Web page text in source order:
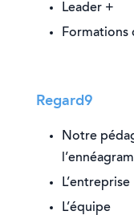
Leader +
Formations
Regard9
Notre
L’entreprise
L’équipe